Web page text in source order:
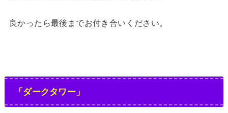
良かったら最後までお付き合いください。
「ダークタワー」